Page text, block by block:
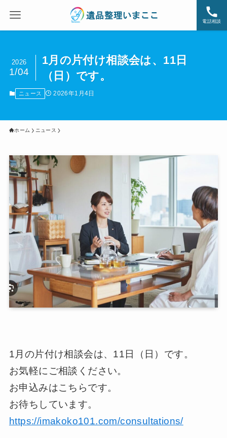
電話相談
1月の片付け相談会は、11日
（日）です。
2026
1/04
ニュース 2026年1月4日
ホーム ニュース
1月の片付け相談会は、11日（日）です。
お気軽にご相談ください。
お申込みはこちらです。
お待ちしています。
https://imakoko101.com/consultations/